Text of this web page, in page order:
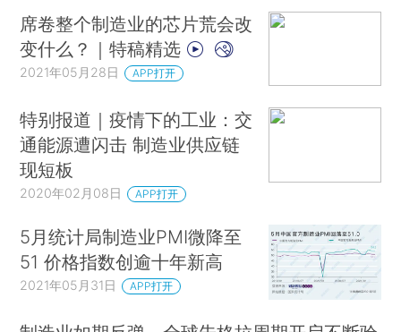
席卷整个制造业的芯片荒会改
变什么？｜特稿精选
2021年05月28日 APP打开
特别报道｜疫情下的工业：交
通能源遭闪击 制造业供应链
现短板
2020年02月08日 APP打开
5月统计局制造业PMI微降至
51 价格指数创逾十年新高
2021年05月31日 APP打开